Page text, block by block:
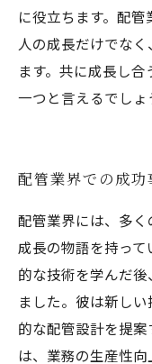
に役立ちます。配
人の成長だけでな
ます。共に成長し
一つと言えるでしょ
配管業界での成
配管業界には、多
成長の物語を持っ
的な技術を学んだ
ました。彼は新し
的な配管設計を提
は、業務の生産性